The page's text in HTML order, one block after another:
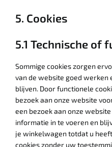
5. Cookies
5.1 Technische of
Sommige cookies zorgen
van de website goed werken
blijven. Door functionele
bezoek aan onze website
een bezoek aan onze
informatie in te voeren en
je winkelwagen totdat u
cookies zonder uw